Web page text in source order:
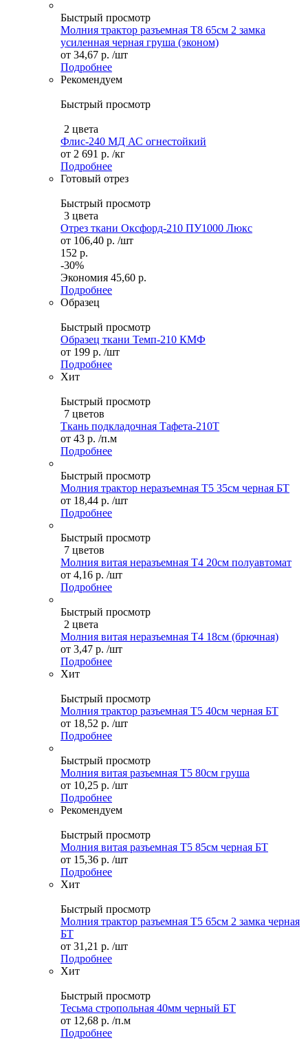
Быстрый просмотр
Молния трактор разъемная Т8 65см 2 замка
усиленная черная груша (эконом)
от 34,67 р. /шт
Подробнее
Рекомендуем
Быстрый просмотр
2 цвета
Флис-240 МД АС огнестойкий
от 2 691 р. /кг
Подробнее
Готовый отрез
Быстрый просмотр
3 цвета
Отрез ткани Оксфорд-210 ПУ1000 Люкс
от 106,40 р. /шт
152 р.
-30%
Экономия 45,60 р.
Подробнее
Образец
Быстрый просмотр
Образец ткани Темп-210 КМФ
от 199 р. /шт
Подробнее
Хит
Быстрый просмотр
7 цветов
Ткань подкладочная Тафета-210T
от 43 р. /п.м
Подробнее
Быстрый просмотр
Молния трактор неразъемная Т5 35см черная БТ
от 18,44 р. /шт
Подробнее
Быстрый просмотр
7 цветов
Молния витая неразъемная Т4 20см полуавтомат
от 4,16 р. /шт
Подробнее
Быстрый просмотр
2 цвета
Молния витая неразъемная Т4 18см (брючная)
от 3,47 р. /шт
Подробнее
Хит
Быстрый просмотр
Молния трактор разъемная Т5 40см черная БТ
от 18,52 р. /шт
Подробнее
Быстрый просмотр
Молния витая разъемная Т5 80см груша
от 10,25 р. /шт
Подробнее
Рекомендуем
Быстрый просмотр
Молния витая разъемная Т5 85см черная БТ
от 15,36 р. /шт
Подробнее
Хит
Быстрый просмотр
Молния трактор разъемная Т5 65см 2 замка черная
БТ
от 31,21 р. /шт
Подробнее
Хит
Быстрый просмотр
Тесьма стропольная 40мм черный БТ
от 12,68 р. /п.м
Подробнее